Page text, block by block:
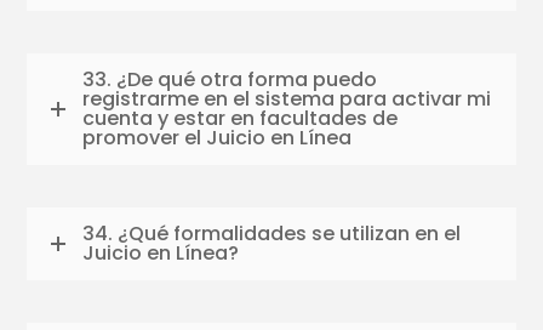
33. ¿De qué otra forma puedo
registrarme en el sistema para activar mi
cuenta y estar en facultades de
promover el Juicio en Línea
34. ¿Qué formalidades se utilizan en el
Juicio en Línea?